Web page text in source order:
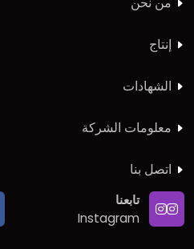
إنتاج
الشهادات
معلومات الشركة
اتصل بنا
تابعنا
Instagram